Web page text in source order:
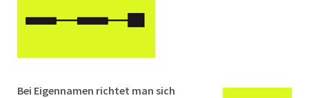
Bei Eigennamen richtet man sich